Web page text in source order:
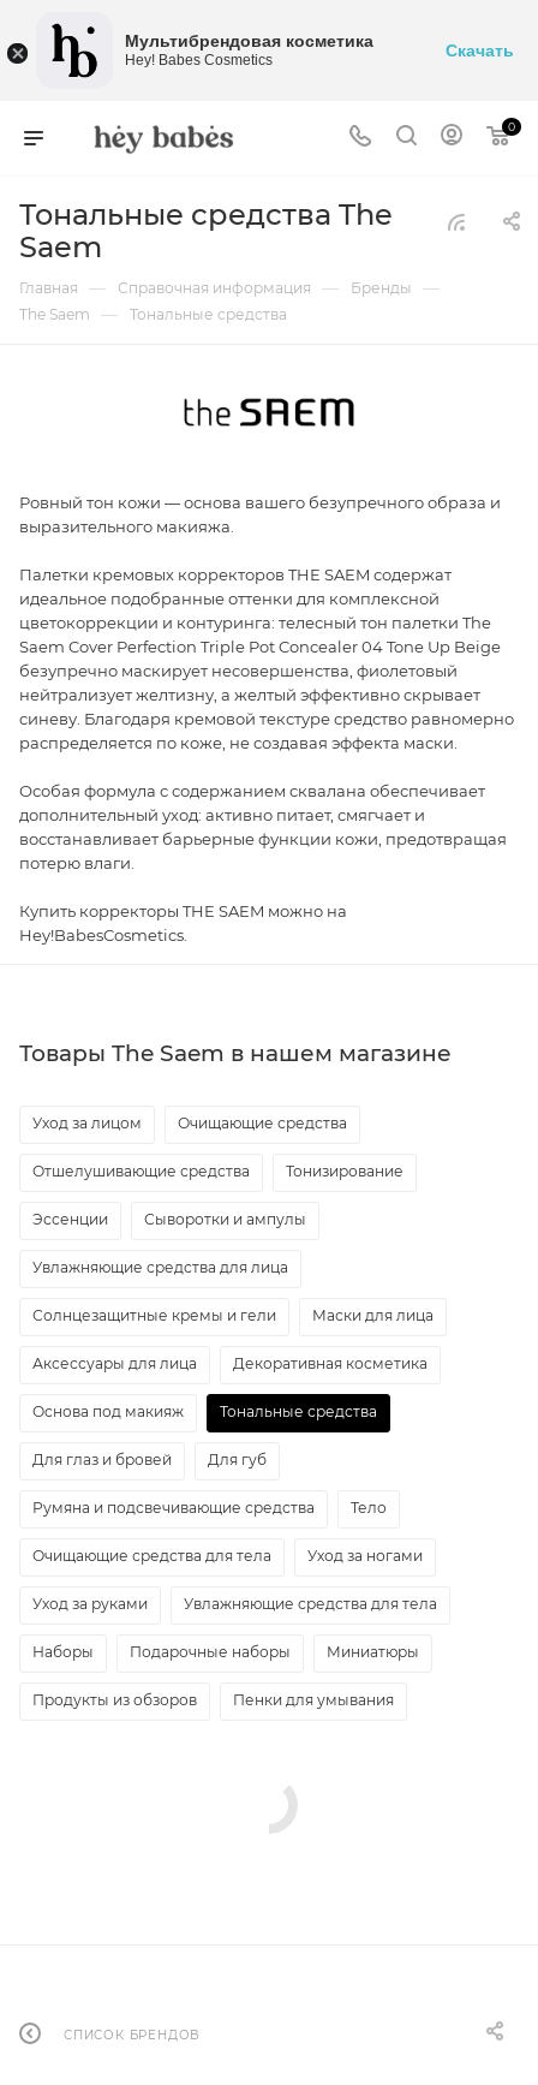
0
Тональные средства The
Saem
Главная — Справочная информация — Бренды —
The Saem — Тональные средства
Ровный тон кожи — основа вашего безупречного образа и
выразительного макияжа.
Палетки кремовых корректоров THE SAEM содержат
идеальное подобранные оттенки для комплексной
цветокоррекции и контуринга: телесный тон палетки The
Saem Cover Perfection Triple Pot Concealer 04 Tone Up Beige
безупречно маскирует несовершенства, фиолетовый
нейтрализует желтизну, а желтый эффективно скрывает
синеву. Благодаря кремовой текстуре средство равномерно
распределяется по коже, не создавая эффекта маски.
Особая формула с содержанием сквалана обеспечивает
дополнительный уход: активно питает, смягчает и
восстанавливает барьерные функции кожи, предотвращая
потерю влаги.
Купить корректоры THE SAEM можно на
Hey!BabesCosmetics.
Товары The Saem в нашем магазине
Уход за лицом Очищающие средства
Отшелушивающие средства Тонизирование
Эссенции Сыворотки и ампулы
Увлажняющие средства для лица
Солнцезащитные кремы и гели Маски для лица
Аксессуары для лица Декоративная косметика
Основа под макияж Тональные средства
Для глаз и бровей Для губ
Румяна и подсвечивающие средства Тело
Очищающие средства для тела Уход за ногами
Уход за руками Увлажняющие средства для тела
Наборы Подарочные наборы Миниатюры
Продукты из обзоров Пенки для умывания
СПИСОК БРЕНДОВ
Мультибрендовая косметика
Hey! Babes Cosmetics Скачать